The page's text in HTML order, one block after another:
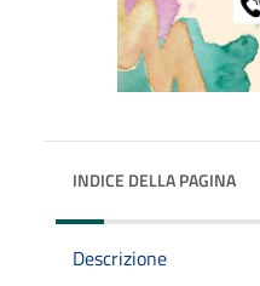
INDICE DELLA PAGINA
Descrizione